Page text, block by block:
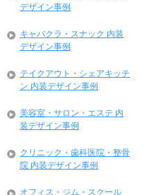
デザイン事例
キャバクラ・スナック 内装
デザイン事例
テイクアウト・シェアキッチ
ン 内装デザイン事例
美容室・サロン・エステ 内
装デザイン事例
クリニック・歯科医院・整骨
院 内装デザイン事例
オフィス・ジム・スクール